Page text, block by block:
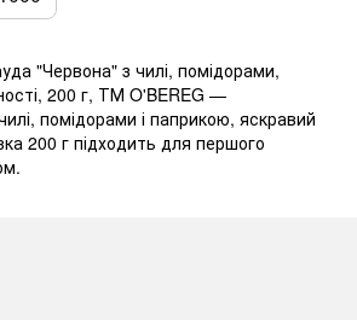
"Червона" з чилі, помідорами,
200 г, ТМ O'BEREG —
помідорами і паприкою, яскравий
200 г підходить для першого